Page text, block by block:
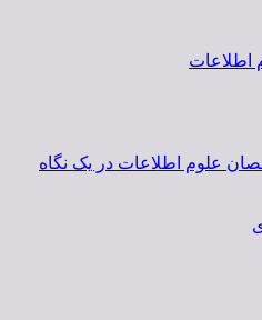
علوم اطلاعات در یک نگاه